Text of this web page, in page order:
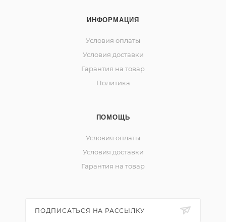
ИНФОРМАЦИЯ
Условия оплаты
Условия доставки
Гарантия на товар
Политика
ПОМОЩЬ
Условия оплаты
Условия доставки
Гарантия на товар
ПОДПИСАТЬСЯ НА РАССЫЛКУ